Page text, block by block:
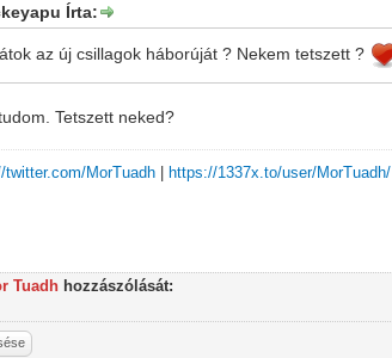
Írta:
az új csillagok háborúját ? Nekem tetszett ?
Tetszett neked?
twitter.com/MorTuadh https://1337x.to/user/MorTuadh/
Tuadh hozzászólását: